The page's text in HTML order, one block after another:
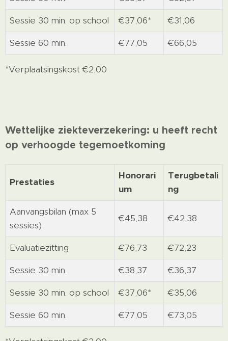
Sessie 30 min. op school
€37,06*
€31,06
Sessie 60 min.
€77,05 €66,05
*Verplaatsingskost €2,00
Wettelijke ziekteverzekering: u heeft recht
op verhoogde tegemoetkoming
Prestaties
Honorari
um
Terugbetali
ng
Aanvangsbilan (max 5
sessies)
€45,38 €42,38
Evaluatiezitting €76,73
€72,23
Sessie 30 min.
€38,37
€36,37
Sessie 30 min. op school
€37,06*
€35,06
Sessie 60 min.
€77,05 €73,05